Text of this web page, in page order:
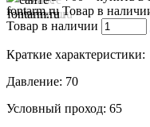
Товар в наличии
Краткие характеристики:
Давление: 70
Условный проход: 65